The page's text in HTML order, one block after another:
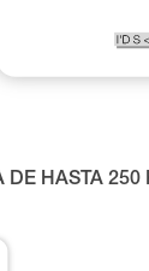
DE HASTA